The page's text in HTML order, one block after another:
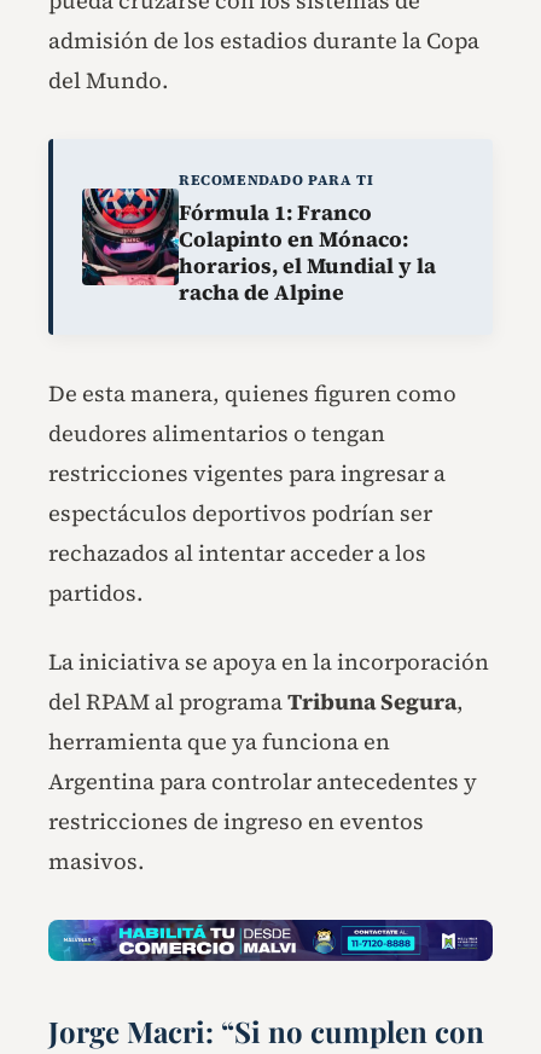
admisión de los estadios durante la Copa
del Mundo.
RECOMENDADO PARA TI
Fórmula 1: Franco
Colapinto en Mónaco:
horarios, el Mundial y la
racha de Alpine
De esta manera, quienes figuren como
deudores alimentarios o tengan
restricciones vigentes para ingresar a
espectáculos deportivos podrían ser
rechazados al intentar acceder a los
partidos.
La iniciativa se apoya en la incorporación
del RPAM al programaTribuna Segura,
herramienta que ya funciona en
Argentina para controlar antecedentes y
restricciones de ingreso en eventos
masivos.
Jorge Macri: “Si no cumplen con